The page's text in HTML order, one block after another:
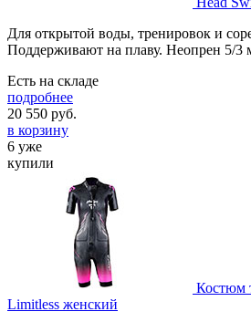
Для открытой воды, тренировок и
Поддерживают на плаву. Неопрен 5/3
Есть на складе
подробнее
20 550 руб.
в корзину
6 уже
купили
Костюм
Limitless женский